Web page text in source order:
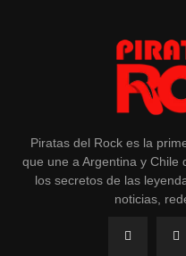
Piratas del Rock es la
que une a Argentina y Chile
los secretos de las
noticias,